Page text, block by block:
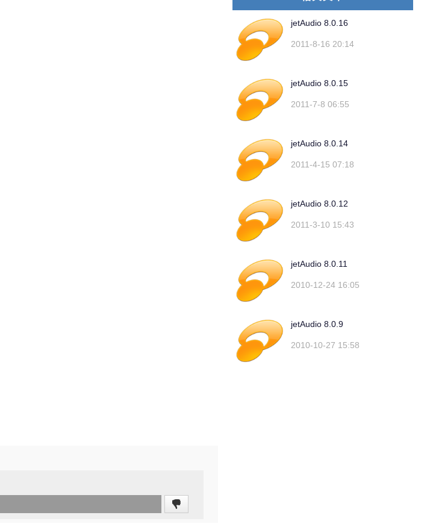
jetAudio 8.0.16
2011-8-16 20:14
jetAudio 8.0.15
2011-7-8 06:55
jetAudio 8.0.14
2011-4-15 07:18
jetAudio 8.0.12
2011-3-10 15:43
jetAudio 8.0.11
2010-12-24 16:05
jetAudio 8.0.9
2010-10-27 15:58